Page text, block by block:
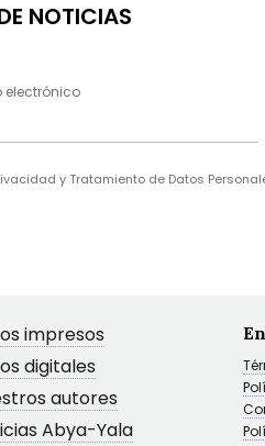
NOTICIAS
electrónico
y Tratamiento de Datos
impresos
digitales
autores
Abya-Yala